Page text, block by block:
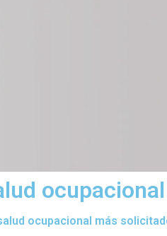
ocupacional más